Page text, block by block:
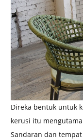
Direka bentuk untuk
kerusi itu
Sandaran dan